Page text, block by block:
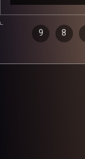
בועז בן-
8
9